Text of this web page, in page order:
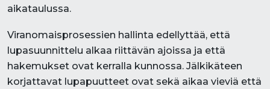
aikataulussa.
Viranomaisprosessien hallinta edellyttää, että
lupasuunnittelu alkaa riittävän ajoissa ja että
hakemukset ovat kerralla kunnossa. Jälkikäteen
korjattavat lupapuutteet ovat sekä aikaa vieviä että